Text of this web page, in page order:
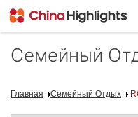
Семейный
Главная Семейный Отдых